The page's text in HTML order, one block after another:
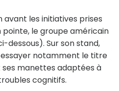
les initiatives prises
pointe, le groupe américain
Sur son stand,
notamment le titre
manettes adaptées à
cognitifs.